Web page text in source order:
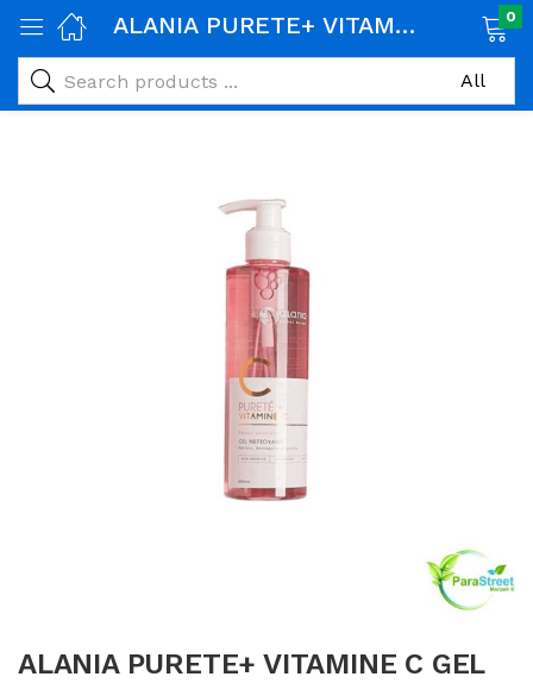
alimentaires)
ALANIA PURETE+ VITAMINE C GEL NETTOYANT 250ML 0
ALANIA PURETE+ VITAMINE C GEL